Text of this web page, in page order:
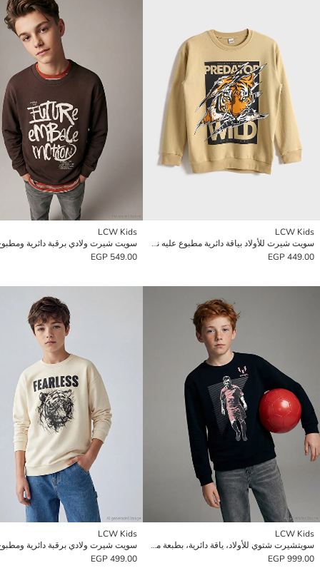
LCW Kids
سويت شيرت للأولاد بياقة دائرية مطبوع عليه نمر
449.00 EGP
LCW Kids
سويت شيرت ولادي برقبة دائرية
549.00 EGP
LCW Kids
سويتشيرت شتوي للأولاد، ياقة دائرية، بطبعة ميسي.
999.00 EGP
LCW Kids
سويت شيرت ولادي برقبة دائرية
499.00 EGP